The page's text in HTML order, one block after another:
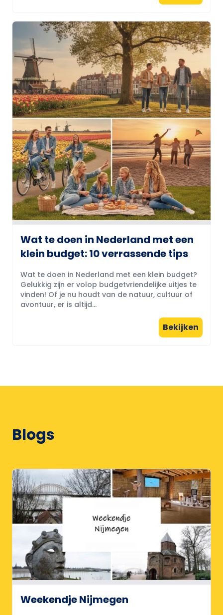
Wat te doen in Nederland met een
klein budget: 10 verrassende tips
Wat te doen in Nederland met een klein budget?
Gelukkig zijn er volop budgetvriendelijke uitjes te
vinden! Of je nu houdt van de natuur, cultuur of
avontuur, er is altijd...
Bekijken
Blogs
Weekendje Nijmegen